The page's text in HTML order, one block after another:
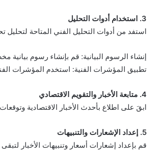
3. استخدام أدوات التحليل
استفد من أدوات التحليل الفني المتاحة لتحليل
إنشاء الرسوم البيانية: قم بإنشاء رسوم
تطبيق المؤشرات الفنية: استخدم المؤشرات
4. متابعة الأخبار والتقويم الاقتصادي
ابقَ على اطلاع بأحدث الأخبار الاقتصادية
5. إعداد الإشعارات والتنبيهات
قم بإعداد إشعارات أسعار وتنبيهات الأخبار